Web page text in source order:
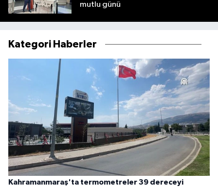
mutlu günü
Kategori Haberler
Kahramanmaraş'ta termometreler 39 dereceyi